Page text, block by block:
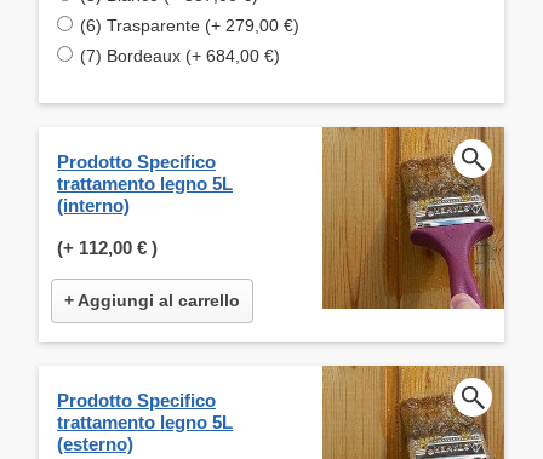
(6) Trasparente (+ 279,00 €)
(7) Bordeaux (+ 684,00 €)
Prodotto Specifico
trattamento legno 5L
(interno)
(+ 112,00 € )
+ Aggiungi al carrello
Prodotto Specifico
trattamento legno 5L
(esterno)